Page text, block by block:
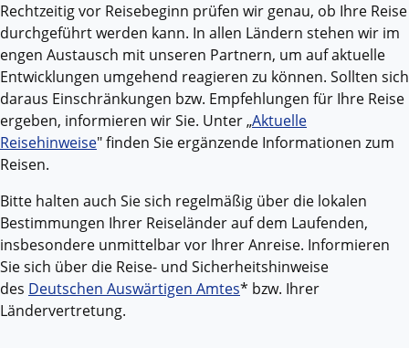
Rechtzeitig vor Reisebeginn prüfen wir genau, ob Ihre Reise
durchgeführt werden kann. In allen Ländern stehen wir im
engen Austausch mit unseren Partnern, um auf aktuelle
Entwicklungen umgehend reagieren zu können. Sollten sich
daraus Einschränkungen bzw. Empfehlungen für Ihre Reise
ergeben, informieren wir Sie. Unter „Aktuelle
Reisehinweise" finden Sie ergänzende Informationen zum
Reisen.
Bitte halten auch Sie sich regelmäßig über die lokalen
Bestimmungen Ihrer Reiseländer auf dem Laufenden,
insbesondere unmittelbar vor Ihrer Anreise. Informieren
Sie sich über die Reise- und Sicherheitshinweise
des Deutschen Auswärtigen Amtes* bzw. Ihrer
Ländervertretung.